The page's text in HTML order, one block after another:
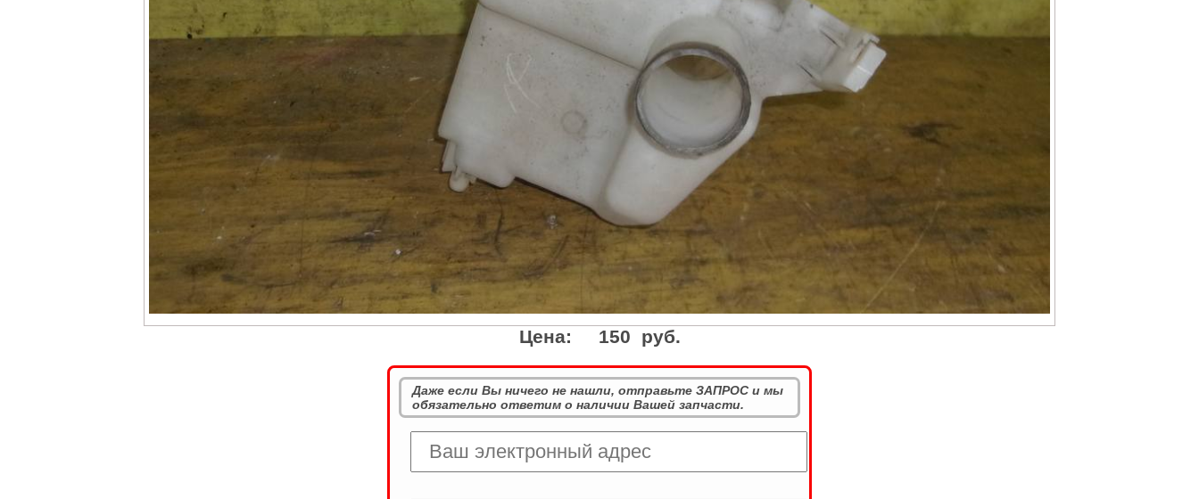
Цена: 150 руб.
Даже если Вы ничего не нашли, отправьте ЗАПРОС и мы
обязательно ответим о наличии Вашей запчасти.